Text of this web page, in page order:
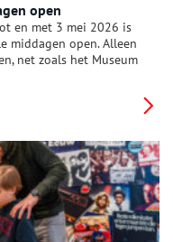
open
en met 3 mei 2026 is
middagen open. Alleen
net zoals het Museum
zijn gebouwen aan
Bouwen kan er